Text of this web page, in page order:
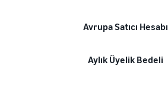
Avrupa Satıcı Hesabı
Aylık Üyelik Bedeli